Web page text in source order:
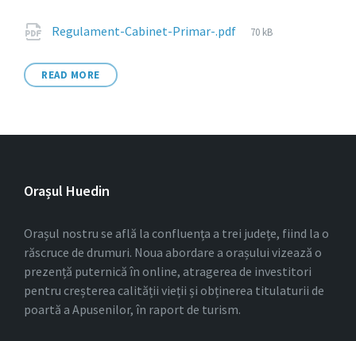
Attachments
Regulament-Cabinet-Primar-.pdf
File
70 kB
READ MORE
Orașul Huedin
Orașul nostru se află la confluența a trei județe, fiind la o
răscruce de drumuri. Noua abordare a orașului vizează o
prezență puternică în online, atragerea de investitori
pentru creșterea calității vieții și obținerea titulaturii de
poartă a Apusenilor, în raport de turism.